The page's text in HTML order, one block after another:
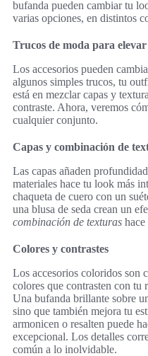
bufanda pueden cambiar tu
varias opciones, en distintos
Trucos de moda para
Los accesorios pueden
algunos simples trucos, tu
está en mezclar capas y
contraste. Ahora, veremos
cualquier conjunto.
Capas y combinación de
Las capas añaden
materiales hace tu look más
chaqueta de cuero con un
una blusa de seda crean un
combinación de texturas
Colores y contrastes
Los accesorios coloridos son
colores que contrasten con tu
Una bufanda brillante sobre
sino que también mejora tu
armonicen o resalten puede
excepcional. Los detalles
común a lo inolvidable.